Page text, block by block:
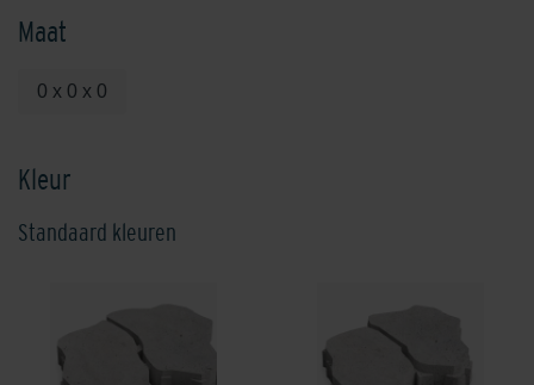
Maat
0 x 0 x 0
Kleur
Standaard kleuren